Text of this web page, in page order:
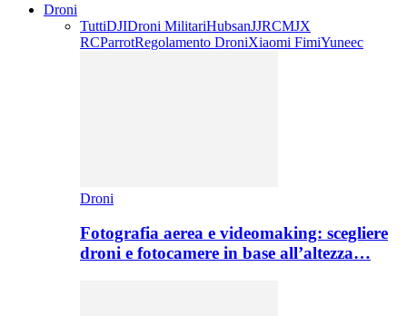
Droni
TuttiDJIDroni MilitariHubsanJJRCMJX
RCParrotRegolamento DroniXiaomi FimiYuneec
Droni
Fotografia aerea e videomaking: scegliere
droni e fotocamere in base all’altezza…